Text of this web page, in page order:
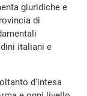
giuridiche e
di
italiani e
d'intesa